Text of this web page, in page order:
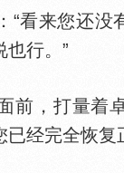
来您还没
也行。”
，打量着卓
经完全恢